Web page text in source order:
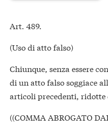
Art. 489.
(Uso di atto falso)
Chiunque, senza essere
di un atto falso soggiace
articoli precedenti, ridotte
((COMMA ABROGATO